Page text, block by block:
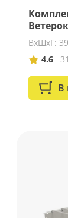
ВхШхГ:
4.6
В